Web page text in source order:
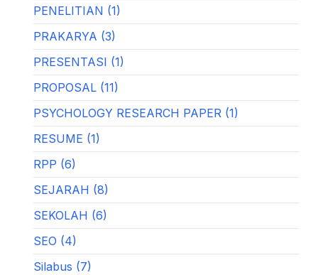
PENELITIAN (1)
PRAKARYA (3)
PRESENTASI (1)
PROPOSAL (11)
PSYCHOLOGY RESEARCH PAPER (1)
RESUME (1)
RPP (6)
SEJARAH (8)
SEKOLAH (6)
SEO (4)
Silabus (7)